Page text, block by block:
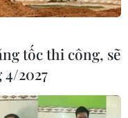
tốc thi công, sẽ
2027